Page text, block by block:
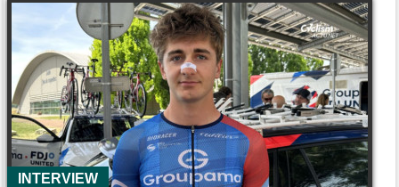
INTERVIEW